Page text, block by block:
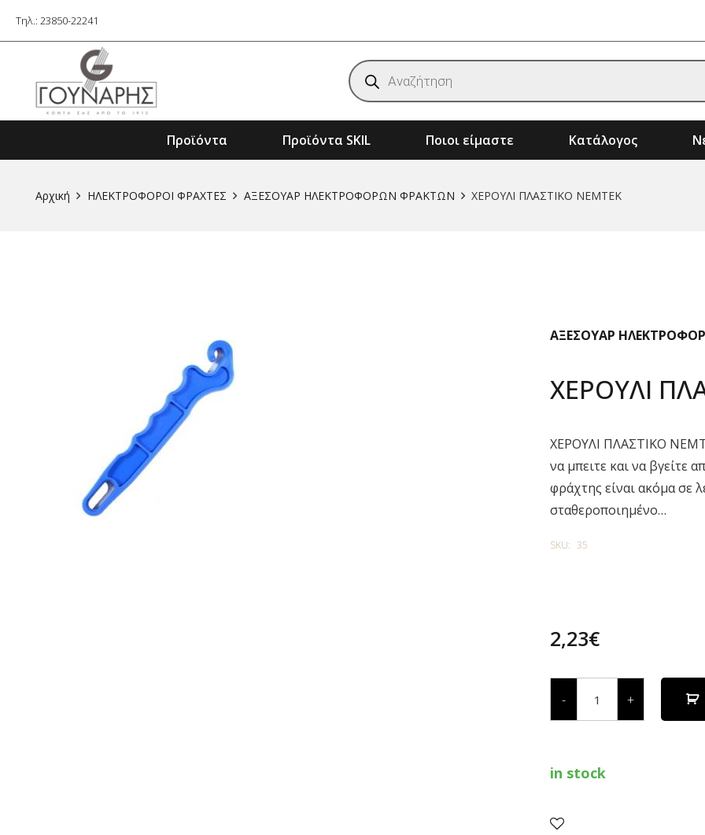
Τηλ.: 23850-22241
Products
search
Προϊόντα Προϊόντα SKIL Ποιοι είμαστε Κατάλογος
Αρχική ΗΛΕΚΤΡΟΦΟΡΟΙ ΦΡΑΧΤΕΣ ΑΞΕΣΟΥΑΡ ΗΛΕΚΤΡΟΦΟΡΩΝ ΦΡΑΚΤΩΝ ΧΕΡΟΥΛΙ ΠΛΑΣΤΙΚΟ ΝΕΜΤΕΚ
ΑΞΕΣΟΥΑΡ
ΧΕΡΟΥΛΙ
ΧΕΡΟΥΛΙ ΠΛΑΣΤΙΚΟ
να μπειτε και να βγείτε
φράχτης είναι ακόμα σε
σταθεροποιημένο…
SKU: 35
2,23€
-
ΧΕΡΟΥΛΙ
ΠΛΑΣΤΙΚΟ
quantity
+
in stock